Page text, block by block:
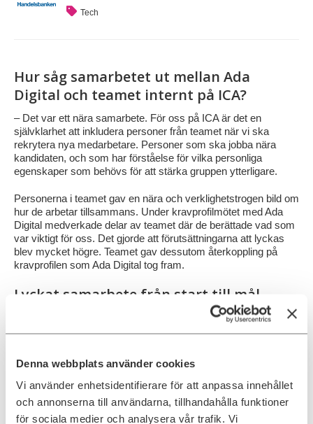
Denna webbplats använder cookies
Vi använder enhetsidentifierare för att anpassa innehållet
och annonserna till användarna, tillhandahålla funktioner
för sociala medier och analysera vår trafik. Vi
Tech
Hur såg samarbetet ut mellan Ada
Digital och teamet internt på ICA?
– Det var ett nära samarbete. För oss på ICA är det en
självklarhet att inkludera personer från teamet när vi ska
rekrytera nya medarbetare. Personer som ska jobba nära
kandidaten, och som har förståelse för vilka personliga
egenskaper som behövs för att stärka gruppen ytterligare.
Personerna i teamet gav en nära och verklighetstrogen bild om
hur de arbetar tillsammans. Under kravprofilmötet med Ada
Digital medverkade delar av teamet där de berättade vad som
var viktigt för oss. Det gjorde att förutsättningarna att lyckas
blev mycket högre. Teamet gav dessutom återkoppling på
kravprofilen som Ada Digital tog fram.
Lyckat samarbete från start till mål
Så snart kravprofilen tagits fram satte rekryteringsarbetet i
gång. Annons publicerades, searcharbetet tog fart och inom
– Jag är imponerad över hur snabbt Ada Digital lyckades
presentera flera intressanta kandidater inom en kort tidsperiod
för en roll som under flera år varit väldigt svårt att landa,